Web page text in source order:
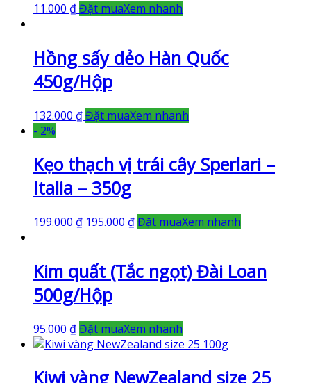
11.000 ₫Đặt muaXem nhanh
Hồng sấy dẻo Hàn Quốc
450g/Hộp
132.000 ₫Đặt muaXem nhanh
- 2%
Kẹo thạch vị trái cây Sperlari –
Italia – 350g
199.000₫ 195.000 ₫Đặt muaXem nhanh
Kim quất (Tắc ngọt) Đài Loan
500g/Hộp
95.000 ₫Đặt muaXem nhanh
Kiwi vàng NewZealand size 25